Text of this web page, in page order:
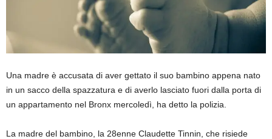
Una madre è accusata di aver gettato il suo bambino appena nato
in un sacco della spazzatura e di averlo lasciato fuori dalla porta di
un appartamento nel Bronx mercoledì, ha detto la polizia.
La madre del bambino, la 28enne Claudette Tinnin, che risiede